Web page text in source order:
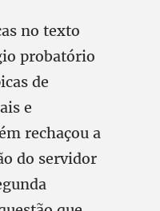
no texto
probatório
de
e
rechaçou a
do servidor